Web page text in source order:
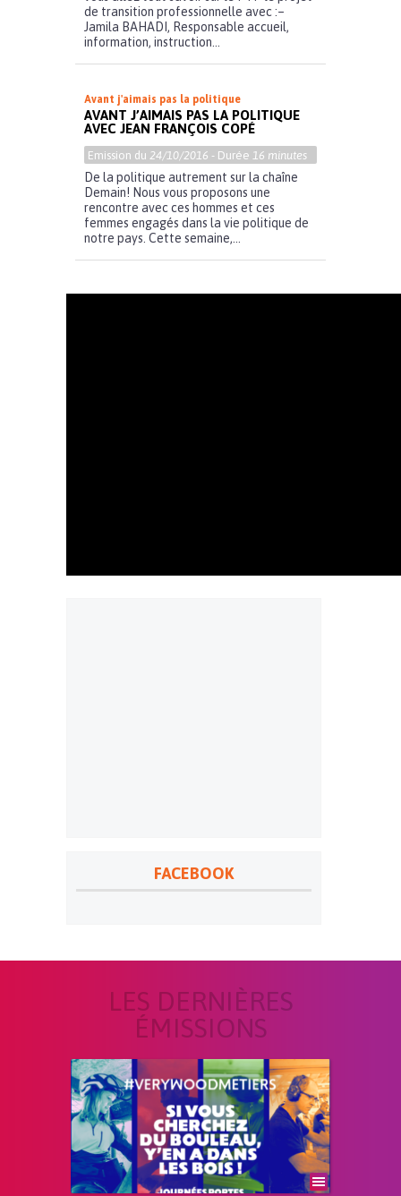
de transition professionnelle avec :–
Jamila BAHADI, Responsable accueil,
information, instruction...
Avant j'aimais pas la politique
AVANT J’AIMAIS PAS LA POLITIQUE
AVEC JEAN FRANÇOIS COPÉ
Emission du 24/10/2016 - Durée 16 minutes
De la politique autrement sur la chaîne
Demain! Nous vous proposons une
rencontre avec ces hommes et ces
femmes engagés dans la vie politique de
notre pays. Cette semaine,...
FACEBOOK
LES DERNIÈRES
ÉMISSIONS